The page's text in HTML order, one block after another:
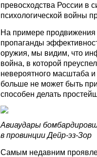
превосходства России в
психологической войны
На примере продвижения
пропаганды
оружия, мы видим, что
война, в которой
невероятного масштаба
больше не может быть
способен делать
Авиаудары
в провинции Дейр-эз-Зор
Самым недавним